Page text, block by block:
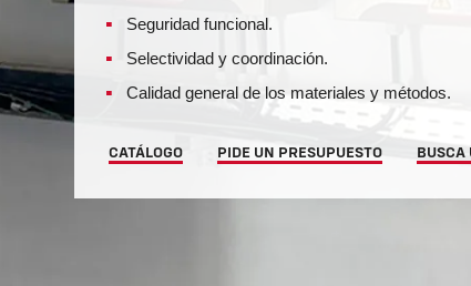
Seguridad funcional.
Selectividad y coordinación.
Calidad general de los materiales y métodos.
CATÁLOGO PIDE UN PRESUPUESTO BUSCA